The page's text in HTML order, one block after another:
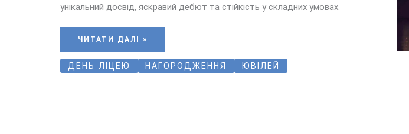
унікальний досвід, яскравий дебют та стійкість у складних умовах.
ЧИТАТИ ДАЛІ »
ДЕНЬ ЛІЦЕЮ НАГОРОДЖЕННЯ ЮВІЛЕЙ